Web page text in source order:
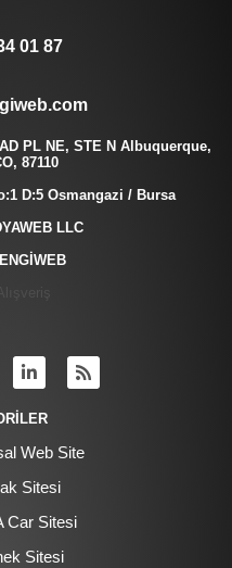
01 87
PL NE, STE N Albuquerque,
87110
D:5 Osmangazi / Bursa
LLC
Web Site
Sitesi
Car Sitesi
Sitesi